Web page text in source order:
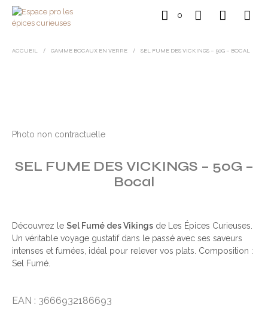
0
ACCUEIL / GAMME BOCAUX EN VERRE / SEL FUME DES VICKINGS – 50G – BOCAL
Photo non contractuelle
SEL FUME DES VICKINGS – 50G –
Bocal
Découvrez le Sel Fumé des Vikings de Les Épices Curieuses.
Un véritable voyage gustatif dans le passé avec ses saveurs
intenses et fumées, idéal pour relever vos plats. Composition :
Sel Fumé.
EAN : 3666932186693